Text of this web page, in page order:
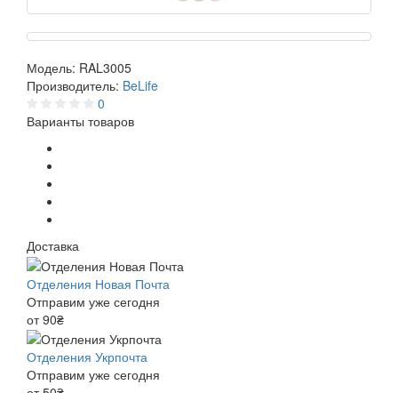
Модель: RAL3005
Производитель: BeLife
0
Варианты товаров
Доставка
Отделения Новая Почта
Отправим уже сегодня
от 90₴
Отделения Укрпочта
Отправим уже сегодня